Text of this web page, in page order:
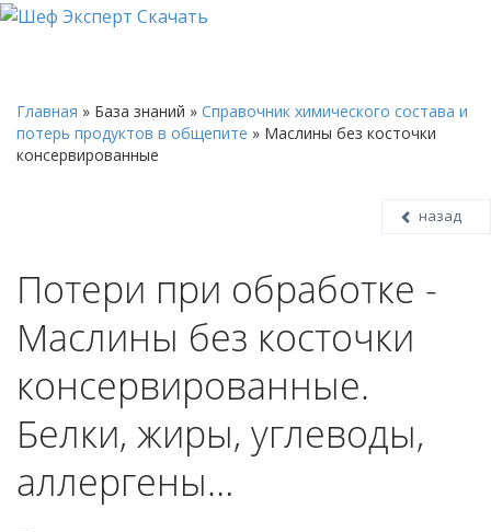
Главная » База знаний » Справочник химического состава и
потерь продуктов в общепите » Маслины без косточки
консервированные
назад
Потери при обработке -
Маслины без косточки
консервированные.
Белки, жиры, углеводы,
аллергены…